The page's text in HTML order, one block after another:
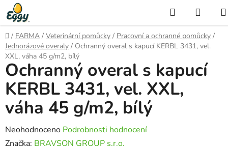
Přejít
na
obsah
Hledat
Domů
/ FARMA / Veterinární pomůcky / Pracovní a ochranné pomůcky /
Jednorázové overaly / Ochranný overal s kapucí KERBL 3431, vel.
XXL, váha 45 g/m2, bílý
Ochranný overal s kapucí
KERBL 3431, vel. XXL,
váha 45 g/m2, bílý
Průměrné
hodnocení
Neohodnoceno Podrobnosti hodnocení
Značka: BRAVSON GROUP s.r.o.